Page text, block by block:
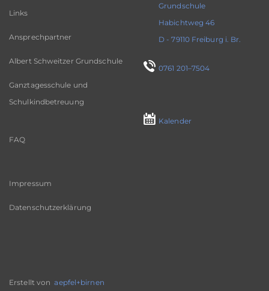
Links
Ansprechpartner
Albert Schweitzer Grundschule
Ganztagesschule und
Schulkindbetreuung
FAQ
Impressum
Datenschutzerklärung
Grundschule
Habichtweg 46
D - 79110 Freiburg i. Br.
0761 201–7504
Kalender
Erstellt vonaepfel+birnen